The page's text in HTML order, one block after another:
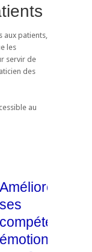
aux patients,
les
servir de
des
au
Améliorer
ses
compétences
émotionnelles